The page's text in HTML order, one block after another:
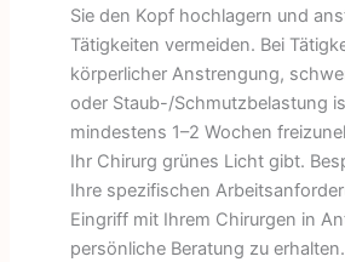
Sie den Kopf hochlagern und
Tätigkeiten vermeiden. Bei
körperlicher Anstrengung,
oder Staub-/Schmutzbelastung
mindestens 1–2 Wochen
Ihr Chirurg grünes Licht gibt.
Ihre spezifischen
Eingriff mit Ihrem Chirurgen in
persönliche Beratung zu erhalten.